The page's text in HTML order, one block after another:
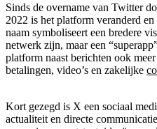
Sinds de overname van Twitter
2022 is het platform veranderd
naam symboliseert een bredere
netwerk zijn, maar een
platform naast berichten ook
betalingen, video’s en zakelijke
Kort gezegd is X een sociaal
actualiteit en directe